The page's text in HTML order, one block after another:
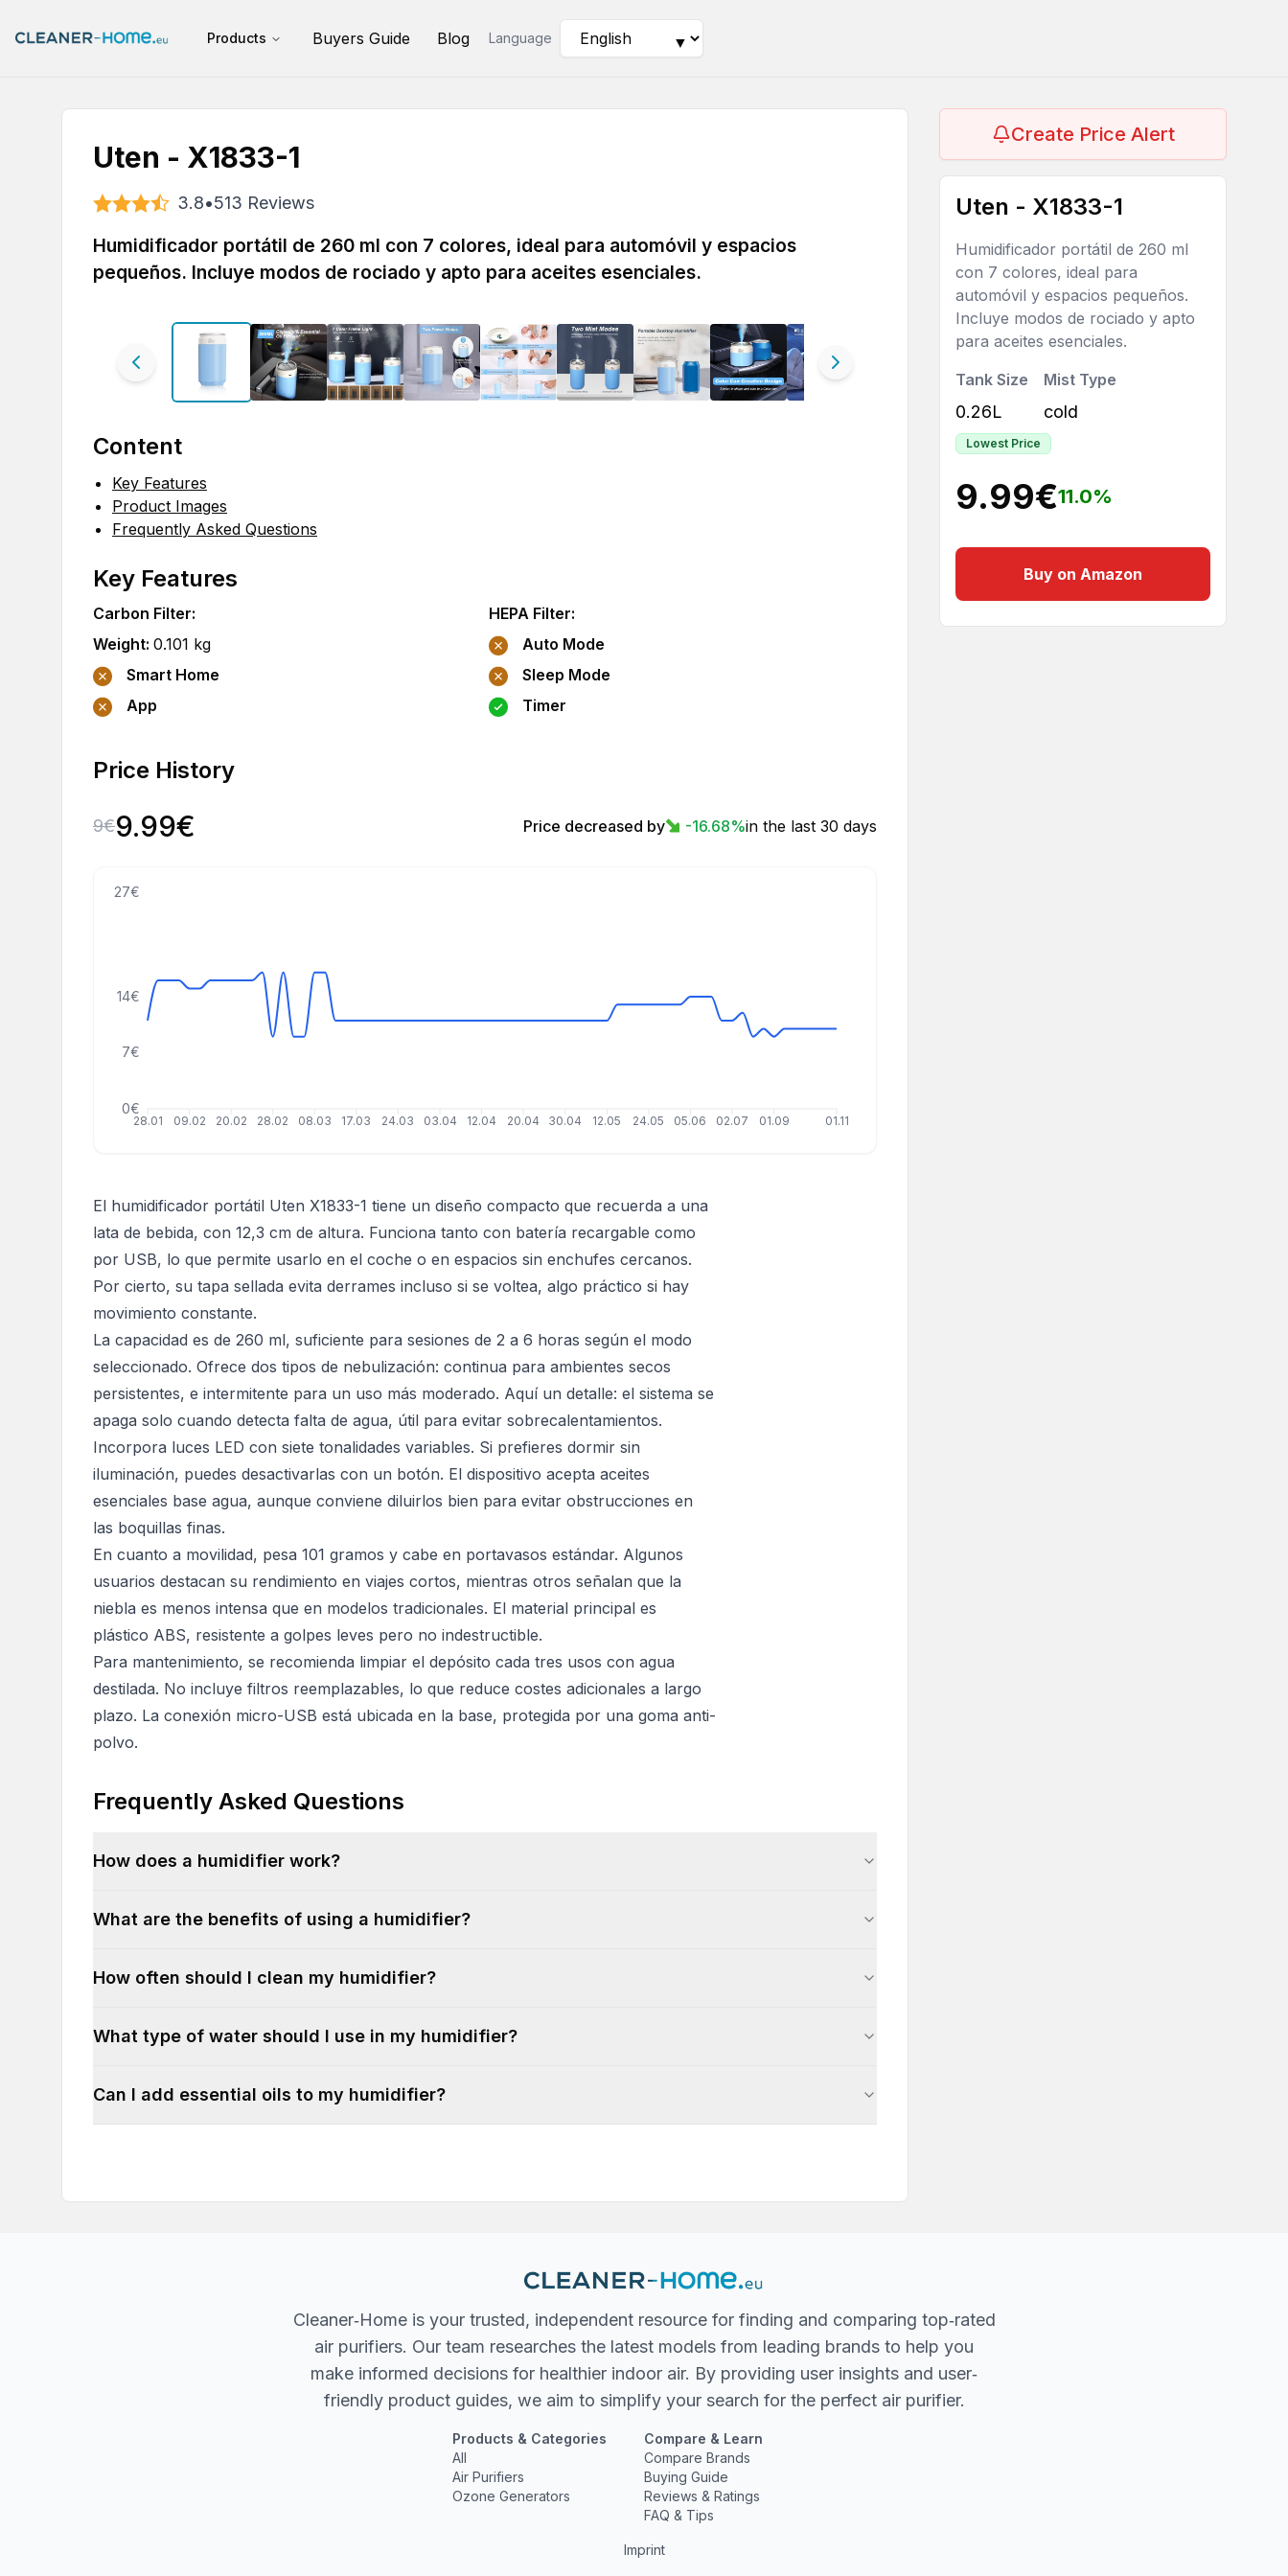
Products Buyers Guide Blog Language ▼
Uten - X1833-1
3.8•513 Reviews
Humidificador portátil de 260 ml con 7 colores, ideal para automóvil y espacios
pequeños. Incluye modos de rociado y apto para aceites esenciales.
Content
Key Features
Product Images
Frequently Asked Questions
Key Features
Carbon Filter: HEPA Filter:
Weight: 0.101 kg
Auto Mode
Smart Home
Sleep Mode
App
Timer
Price History
9€9.99€ Price decreased by -16.68%in the last 30 days
28.01 09.02 20.02 28.02 08.03 17.03 24.03 03.04 12.04 20.04 30.04 12.05 24.05 05.06 02.07 01.09 01.11
0€
7€
14€
27€
El humidificador portátil Uten X1833-1 tiene un diseño compacto que recuerda a una
lata de bebida, con 12,3 cm de altura. Funciona tanto con batería recargable como
por USB, lo que permite usarlo en el coche o en espacios sin enchufes cercanos.
Por cierto, su tapa sellada evita derrames incluso si se voltea, algo práctico si hay
movimiento constante.
La capacidad es de 260 ml, suficiente para sesiones de 2 a 6 horas según el modo
seleccionado. Ofrece dos tipos de nebulización: continua para ambientes secos
persistentes, e intermitente para un uso más moderado. Aquí un detalle: el sistema se
apaga solo cuando detecta falta de agua, útil para evitar sobrecalentamientos.
Incorpora luces LED con siete tonalidades variables. Si prefieres dormir sin
iluminación, puedes desactivarlas con un botón. El dispositivo acepta aceites
esenciales base agua, aunque conviene diluirlos bien para evitar obstrucciones en
las boquillas finas.
En cuanto a movilidad, pesa 101 gramos y cabe en portavasos estándar. Algunos
usuarios destacan su rendimiento en viajes cortos, mientras otros señalan que la
niebla es menos intensa que en modelos tradicionales. El material principal es
plástico ABS, resistente a golpes leves pero no indestructible.
Para mantenimiento, se recomienda limpiar el depósito cada tres usos con agua
destilada. No incluye filtros reemplazables, lo que reduce costes adicionales a largo
plazo. La conexión micro-USB está ubicada en la base, protegida por una goma anti-
polvo.
Frequently Asked Questions
How does a humidifier work?
What are the benefits of using a humidifier?
How often should I clean my humidifier?
What type of water should I use in my humidifier?
Can I add essential oils to my humidifier?
Create Price Alert
Uten - X1833-1
Humidificador portátil de 260 ml
con 7 colores, ideal para
automóvil y espacios pequeños.
Incluye modos de rociado y apto
para aceites esenciales.
Tank Size
0.26L
Mist Type
cold
Lowest Price
9.99€11.0%
Buy on Amazon
Cleaner‐Home is your trusted, independent resource for finding and comparing top‐rated
air purifiers. Our team researches the latest models from leading brands to help you
make informed decisions for healthier indoor air. By providing user insights and user‐
friendly product guides, we aim to simplify your search for the perfect air purifier.
Products & Categories
All
Air Purifiers
Ozone Generators
Compare & Learn
Compare Brands
Buying Guide
Reviews & Ratings
FAQ & Tips
Imprint